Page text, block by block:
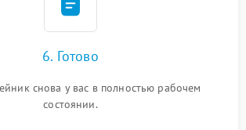
6. Готово
снова у вас в полностью рабочем
состоянии.